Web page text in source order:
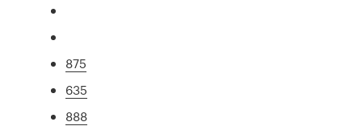
875
635
888